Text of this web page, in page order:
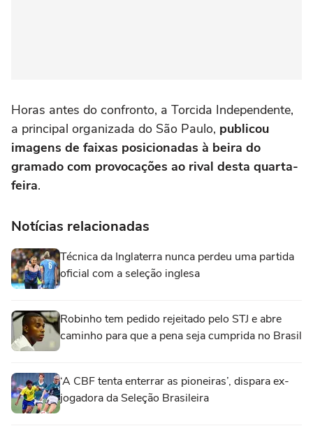
Horas antes do confronto, a Torcida Independente,
a principal organizada do São Paulo, publicou
imagens de faixas posicionadas à beira do
gramado com provocações ao rival desta quarta-
feira.
Notícias relacionadas
Técnica da Inglaterra nunca perdeu uma partida
oficial com a seleção inglesa
Robinho tem pedido rejeitado pelo STJ e abre
caminho para que a pena seja cumprida no Brasil
‘A CBF tenta enterrar as pioneiras’, dispara ex-
jogadora da Seleção Brasileira